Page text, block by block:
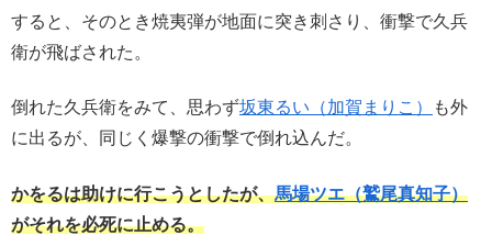
すると、そのとき焼夷弾が地面に突き刺さり、衝撃で久兵
衛が飛ばされた。
倒れた久兵衛をみて、思わず坂東るい（加賀まりこ）
も外
に出るが、同じく爆撃の衝撃で倒れ込んだ。
かをるは助けに行こうとしたが、馬場ツエ（鷲尾真知子）
がそれを必死に止める。